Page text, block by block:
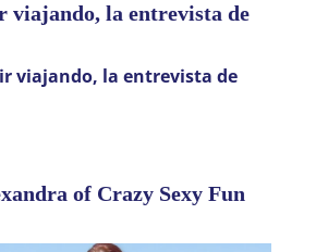
viajando, la entrevista de
of Crazy Sexy Fun